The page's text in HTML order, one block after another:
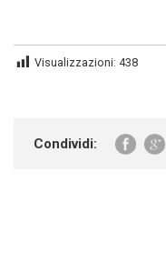
Visualizzazioni: 438
Condividi: